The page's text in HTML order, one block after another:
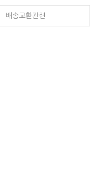
배송교환관련